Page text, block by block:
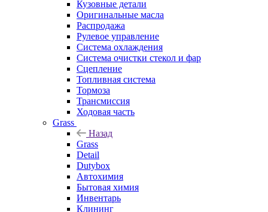
Кузовные детали
Оригинальные масла
Распродажа
Рулевое управление
Система охлаждения
Система очистки стекол и фар
Сцепление
Топливная система
Тормоза
Трансмиссия
Ходовая часть
Grass
Назад
Grass
Detail
Dutybox
Автохимия
Бытовая химия
Инвентарь
Клининг